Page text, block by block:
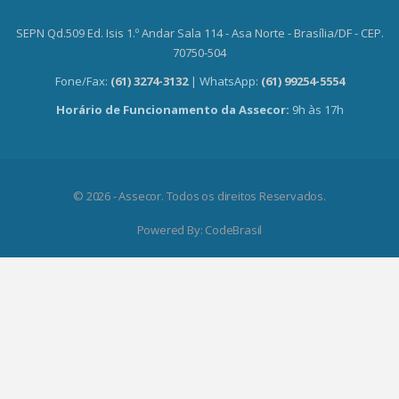
SEPN Qd.509 Ed. Isis 1.º Andar Sala 114 - Asa Norte - Brasília/DF - CEP.
70750-504
Fone/Fax: (61) 3274-3132 | WhatsApp: (61) 99254-5554
Horário de Funcionamento da Assecor: 9h às 17h
© 2026 - Assecor. Todos os direitos Reservados.
Powered By: CodeBrasil